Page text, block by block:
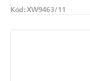
Kód:XW9463/11